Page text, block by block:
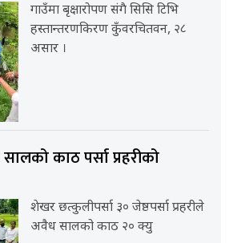
गाउँमा बृक्षारोपण संगै सिसि टिभि
हस्तान्तरणकिरण कुँवरचितवन, २८
असार ।
काठ पर्सा प्रहरीको
शेखर छत्कुलीपर्सा ३० जेष्ठपर्सा प्रहरीले
अवैध सालको काठ २० क्यु